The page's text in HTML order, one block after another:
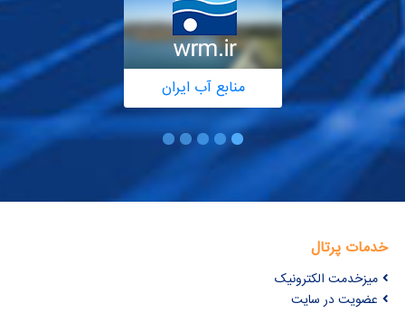
منابع آب ایران
خدمات پرتال
میزخدمت الکترونیک
عضویت در سایت